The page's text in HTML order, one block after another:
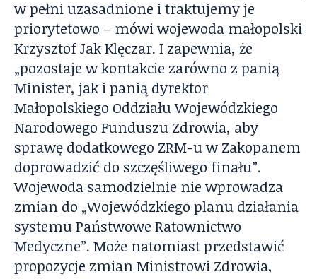
w pełni uzasadnione i traktujemy je
priorytetowo – mówi wojewoda małopolski
Krzysztof Jak Klęczar. I zapewnia, że
„pozostaje w kontakcie zarówno z panią
Minister, jak i panią dyrektor
Małopolskiego Oddziału Wojewódzkiego
Narodowego Funduszu Zdrowia, aby
sprawę dodatkowego ZRM-u w Zakopanem
doprowadzić do szczęśliwego finału”.
Wojewoda samodzielnie nie wprowadza
zmian do „Wojewódzkiego planu działania
systemu Państwowe Ratownictwo
Medyczne”. Może natomiast przedstawić
propozycje zmian Ministrowi Zdrowia,